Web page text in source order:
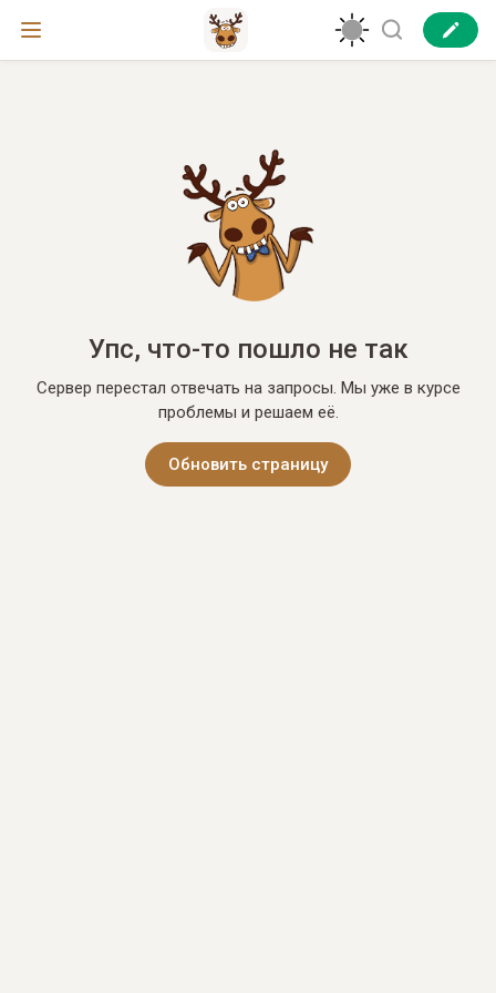
Упс, что-то пошло не так
Сервер перестал отвечать на запросы. Мы уже в курсе
проблемы и решаем её.
Обновить страницу